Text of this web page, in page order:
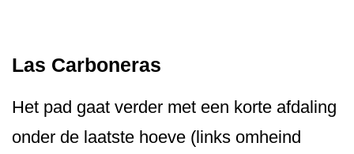
Las Carboneras
Het pad gaat verder met een korte afdaling
onder de laatste hoeve (links omheind